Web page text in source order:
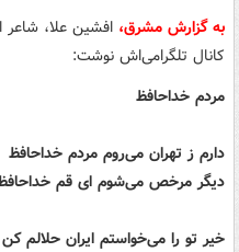
به گزارش مشرق، افشین علا، شاعر
کانال تلگرامی‌اش نوشت:
مردم خداحافظ
دارم ز تهران می‌روم مردم خداحافظ
دیگر مرخص می‌شوم ای قم
خیر تو را می‌خواستم ایران حلالم کن